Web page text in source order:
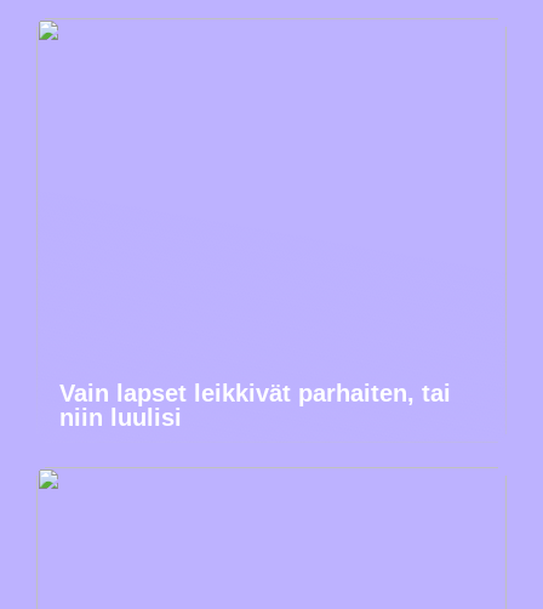
Vain lapset leikkivät parhaiten, tai
niin luulisi